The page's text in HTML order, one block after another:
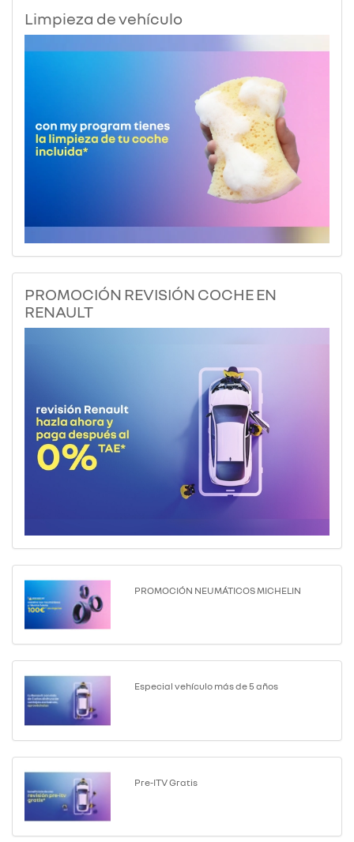
Limpieza de vehículo
PROMOCIÓN REVISIÓN COCHE EN
RENAULT
PROMOCIÓN NEUMÁTICOS MICHELIN
Especial vehículo más de 5 años
Pre-ITV Gratis